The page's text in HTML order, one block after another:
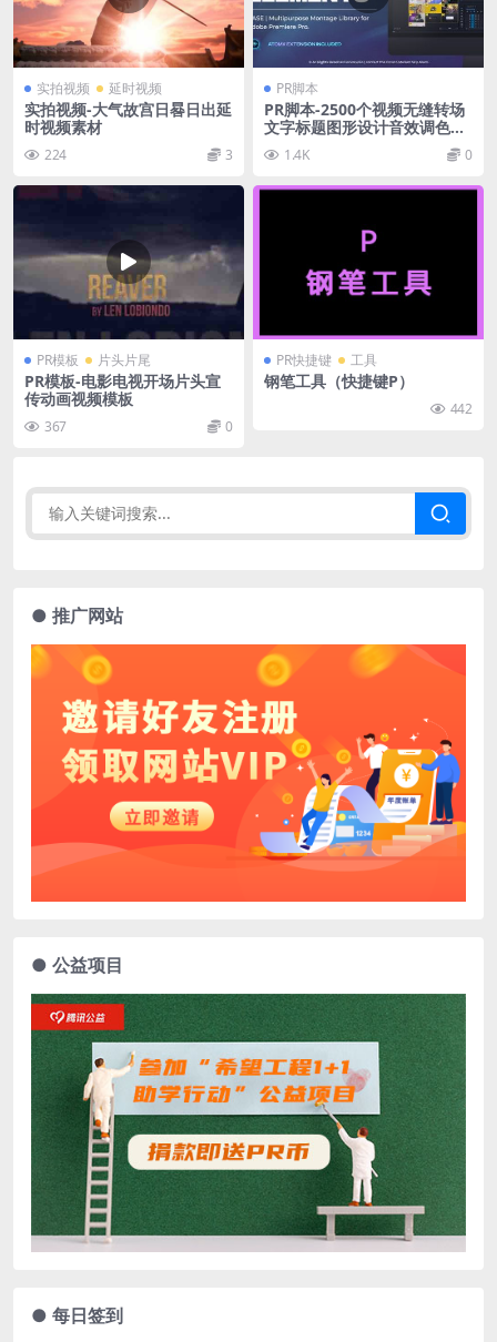
实拍视频 延时视频
实拍视频-大气故宫日晷日出延
时视频素材
224 3
PR脚本
PR脚本-2500个视频无缝转场
文字标题图形设计音效调色分
屏特效预设包BASE V2.1
1.4K 0
PR模板 片头片尾
PR模板-电影电视开场片头宣
传动画视频模板
367 0
PR快捷键 工具
钢笔工具（快捷键P）
442
● 推广网站
● 公益项目
● 每日签到